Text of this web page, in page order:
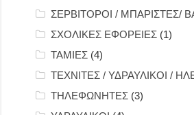
ΣΕΡΒΙΤΟΡΟΙ / ΜΠΑΡΙΣΤΕΣ/
ΣΧΟΛΙΚΕΣ ΕΦΟΡΕΙΕΣ (1)
ΤΑΜΙΕΣ (4)
ΤΕΧΝΙΤΕΣ / ΥΔΡΑΥΛΙΚΟΙ /
ΤΗΛΕΦΩΝΗΤΕΣ (3)